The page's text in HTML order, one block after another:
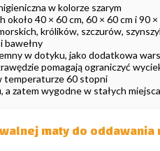
w kolorze szarym
około 40 × 60 cm, 60 × 60 cm i 90 ×
królików, szczurów,
bawełny
w dotyku, jako dodatkowa
pomagają ograniczyć
temperaturze 60 stopni
zatem wygodne w stałych
maty do oddawania